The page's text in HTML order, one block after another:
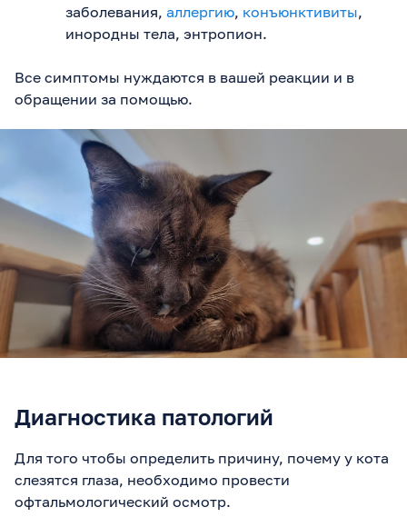
заболевания, аллергию, конъюнктивиты,
инородны тела, энтропион.
Все симптомы нуждаются в вашей реакции и в
обращении за помощью.
Диагностика патологий
Для того чтобы определить причину, почему у кота
слезятся глаза, необходимо провести
офтальмологический осмотр.